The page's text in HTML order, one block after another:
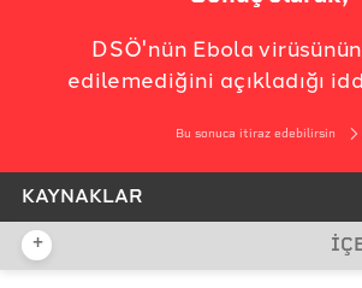
DSÖ'nün Ebola
edilemediğini açıkladığı
Bu sonuca itiraz edebilirsin
KAYNAKLAR
İDDİA KAYNAĞI
+